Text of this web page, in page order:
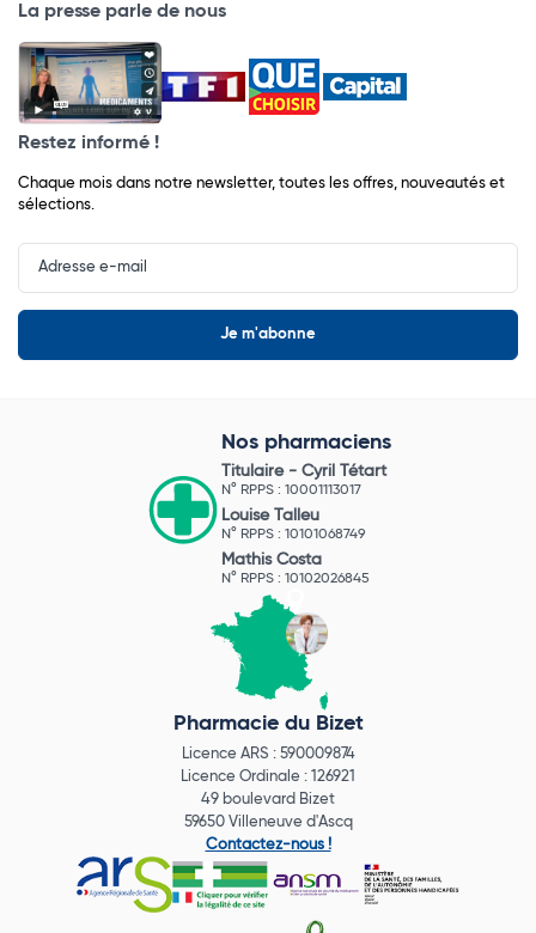
La presse parle de nous
Restez informé !
Chaque mois dans notre newsletter, toutes les offres, nouveautés et
sélections.
Input
Newsletter
Nos pharmaciens
Titulaire - Cyril Tétart
N° RPPS : 10001113017
Louise Talleu
N° RPPS : 10101068749
Mathis Costa
N° RPPS : 10102026845
Pharmacie du Bizet
Licence ARS : 590009874
Licence Ordinale : 126921
49 boulevard Bizet
59650 Villeneuve d'Ascq
Contactez-nous !